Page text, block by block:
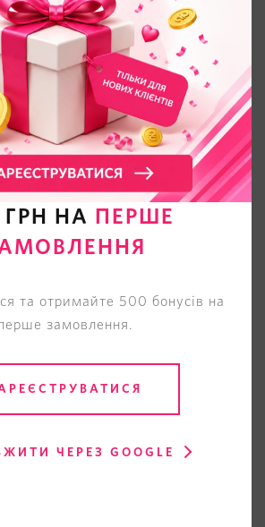
ГРН НА
ПЕРШЕ
та отримайте 500 бонусів на
замовлення.
ЧЕРЕЗ GOOGLE